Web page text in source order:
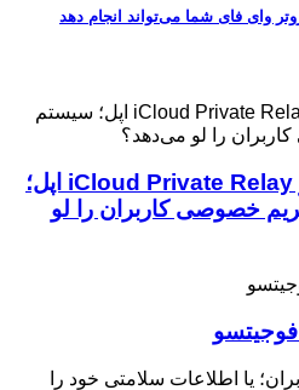
افشای نشت آدرس IP در iCloud Private Relay اپل؛
خصوصی کاربران را لو